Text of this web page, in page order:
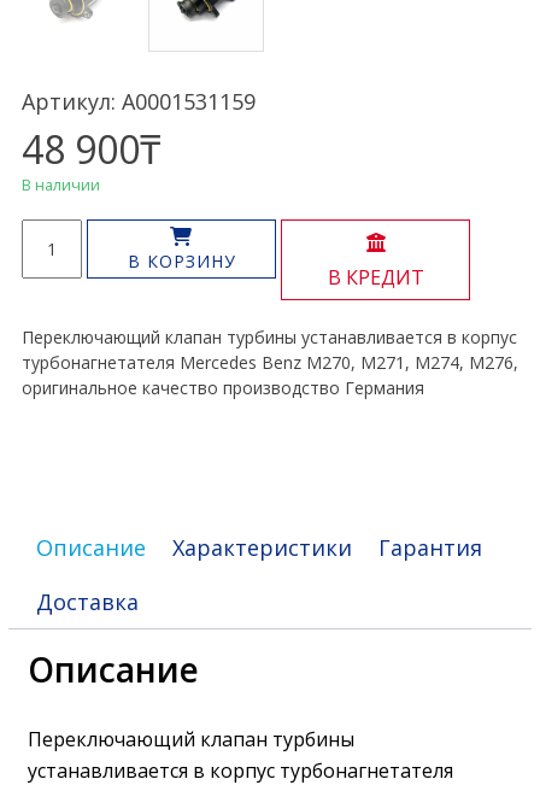
Артикул: A0001531159
48 900₸
В наличии
товара
Клапан
M270
M271
M274
В КОРЗИНУ
В КРЕДИТ
Переключающий клапан турбины устанавливается в корпус
турбонагнетателя Mercedes Benz M270, M271, M274, M276,
оригинальное качество производство Германия
Описание Характеристики
Гарантия
Доставка
Описание
Переключающий клапан турбины
устанавливается в корпус турбонагнетателя